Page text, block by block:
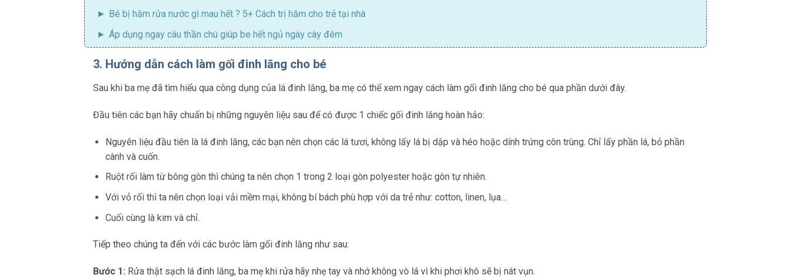
Bé bị hăm rửa nước gì mau hết ? 5+ Cách trị hăm cho trẻ tại nhà
Áp dụng ngay câu thần chú giúp be hết ngủ ngày cày đêm
3. Hướng dẫn cách làm gối đinh lăng cho bé
Sau khi ba mẹ đã tìm hiểu qua công dụng của lá đinh lăng, ba mẹ có thể xem ngay cách làm gối đinh lăng cho bé qua phần dưới đây.
Đầu tiên các bạn hãy chuẩn bị những nguyên liệu sau để có được 1 chiếc gối đinh lăng hoàn hảo:
Nguyên liệu đầu tiên là lá đinh lăng, các bạn nên chọn các lá tươi, không lấy lá bị dập và héo hoặc dính trứng côn trùng. Chỉ lấy phần lá, bỏ phần
cành và cuốn.
Ruột rối làm từ bông gòn thì chúng ta nên chọn 1 trong 2 loại gòn polyester hoặc gòn tự nhiên.
Với vỏ rối thì ta nên chọn loại vải mềm mại, không bí bách phù hợp với da trẻ như: cotton, linen, lụa…
Cuối cùng là kim và chỉ.
Tiếp theo chúng ta đến với các bước làm gối đinh lăng như sau:
Bước 1: Rửa thật sạch lá đinh lăng, ba mẹ khi rửa hãy nhẹ tay và nhớ không vò lá vì khi phơi khô sẽ bị nát vụn.